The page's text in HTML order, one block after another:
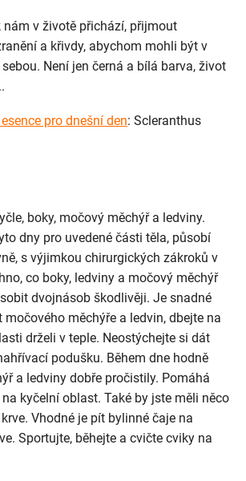
nám v životě přichází, přijmout
a křivdy, abychom mohli být v
Není jen černá a bílá barva, život
pro dnešní den: Scleranthus
boky, močový měchýř a ledviny.
dny pro uvedené části těla, působí
s výjimkou chirurgických zákroků v
co boky, ledviny a močový měchýř
dvojnásob škodlivěji. Je snadné
měchýře a ledvin, dbejte na
drželi v teple. Neostýchejte si dát
podušku. Během dne hodně
a ledviny dobře pročistily. Pomáhá
kyčelní oblast. Také by jste měli něco
Vhodné je pít bylinné čaje na
Sportujte, běhejte a cvičte cviky na